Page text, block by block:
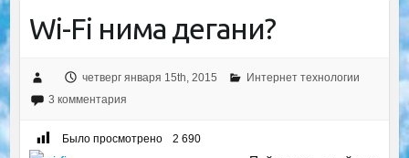
Wi-Fi нима дегани?
четверг января 15th, 2015
Интернет технологии
3 комментария
Было просмотрено 2 690